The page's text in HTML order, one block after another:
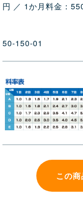
円 ／ 1か月料金：
50-150-01
この